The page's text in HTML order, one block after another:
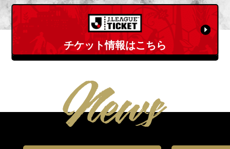
チケット情報はこちら